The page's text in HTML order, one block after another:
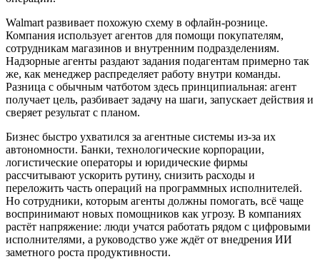
Walmart развивает похожую схему в офлайн-рознице.
Компания использует агентов для помощи покупателям,
сотрудникам магазинов и внутренним подразделениям.
Надзорные агенты раздают задания подагентам примерно так
же, как менеджер распределяет работу внутри команды.
Разница с обычным чатботом здесь принципиальная: агент
получает цель, разбивает задачу на шаги, запускает действия и
сверяет результат с планом.
Бизнес быстро ухватился за агентные системы из-за их
автономности. Банки, технологические корпорации,
логистические операторы и юридические фирмы
рассчитывают ускорить рутину, снизить расходы и
переложить часть операций на программных исполнителей.
Но сотрудники, которым агенты должны помогать, всё чаще
воспринимают новых помощников как угрозу. В компаниях
растёт напряжение: люди учатся работать рядом с цифровыми
исполнителями, а руководство уже ждёт от внедрения ИИ
заметного роста продуктивности.